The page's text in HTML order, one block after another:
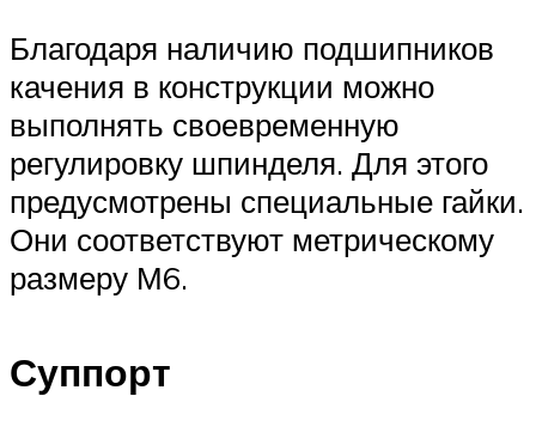
Благодаря наличию подшипников
качения в конструкции можно
выполнять своевременную
регулировку шпинделя. Для этого
предусмотрены специальные гайки.
Они соответствуют метрическому
размеру М6.
Суппорт